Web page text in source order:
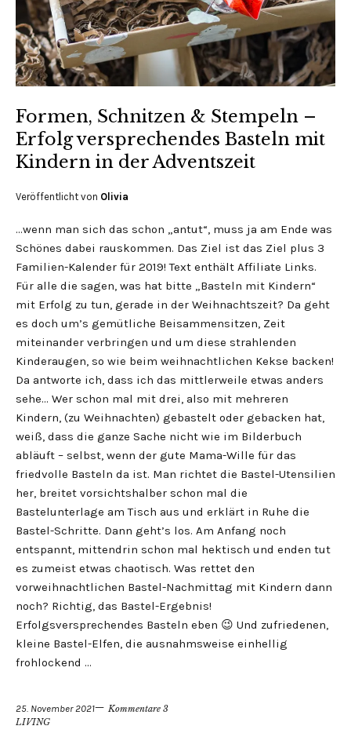
Formen, Schnitzen & Stempeln –
Erfolg versprechendes Basteln mit
Kindern in der Adventszeit
Veröffentlicht von Olivia
…wenn man sich das schon „antut“, muss ja am Ende was
Schönes dabei rauskommen. Das Ziel ist das Ziel plus 3
Familien-Kalender für 2019! Text enthält Affiliate Links.
Für alle die sagen, was hat bitte „Basteln mit Kindern“
mit Erfolg zu tun, gerade in der Weihnachtszeit? Da geht
es doch um’s gemütliche Beisammensitzen, Zeit
miteinander verbringen und um diese strahlenden
Kinderaugen, so wie beim weihnachtlichen Kekse backen!
Da antworte ich, dass ich das mittlerweile etwas anders
sehe… Wer schon mal mit drei, also mit mehreren
Kindern, (zu Weihnachten) gebastelt oder gebacken hat,
weiß, dass die ganze Sache nicht wie im Bilderbuch
abläuft – selbst, wenn der gute Mama-Wille für das
friedvolle Basteln da ist. Man richtet die Bastel-Utensilien
her, breitet vorsichtshalber schon mal die
Bastelunterlage am Tisch aus und erklärt in Ruhe die
Bastel-Schritte. Dann geht’s los. Am Anfang noch
entspannt, mittendrin schon mal hektisch und enden tut
es zumeist etwas chaotisch. Was rettet den
vorweihnachtlichen Bastel-Nachmittag mit Kindern dann
noch? Richtig, das Bastel-Ergebnis!
Erfolgsversprechendes Basteln eben 😉 Und zufriedenen,
kleine Bastel-Elfen, die ausnahmsweise einhellig
frohlockend …
25. November 2021
Kommentare 3
LIVING